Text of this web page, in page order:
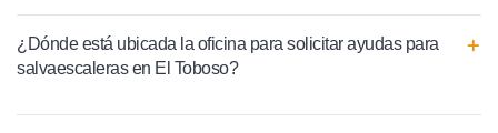
¿Dónde está ubicada la oficina para solicitar ayudas para
salvaescaleras en El Toboso?